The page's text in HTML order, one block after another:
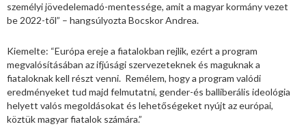
személyi jövedelemadó-mentessége, amit a magyar kormány vezet
be 2022-től” – hangsúlyozta Bocskor Andrea.
Kiemelte: “Európa ereje a fiatalokban rejlik, ezért a program
megvalósításában az ifjúsági szervezeteknek és maguknak a
fiataloknak kell részt venni. Remélem, hogy a program valódi
eredményeket tud majd felmutatni, gender-és balliberális ideológia
helyett valós megoldásokat és lehetőségeket nyújt az európai,
köztük magyar fiatalok számára.”